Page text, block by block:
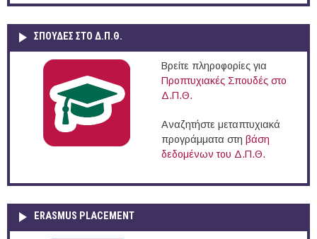
ΣΠΟΥΔΈΣ ΣΤΟ Δ.Π.Θ.
Βρείτε πληροφορίες για
Προπτυχιακές Σπουδές στο
Δ.Π.Θ.
Αναζητήστε μεταπτυχιακά
προγράμματα στη βάση
δεδομένων του Δ.Π.Θ.
ERASMUS PLACEMENT